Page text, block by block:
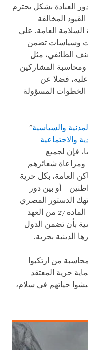
العبادة بشكل يحترم
المخالفة
السلامة العامة. على
وسياسات تضمن
الطائفي، مثل
ومحاسبة المشاركين
فضلا عن
الخطوات المسؤولة
والسياسية"
والاجتماعية
فإن لجميع
شعائرهم
العامة، بكل حرية
– أو بين دور
الدستور المصري
والقوانين الدولية على حد سواء. تطالب المادة 27 من العهد
بأن تضمن الدول
الدينية بحرية.
من ارتكبوا
حرية المعتقد
حياتهم في سلام،